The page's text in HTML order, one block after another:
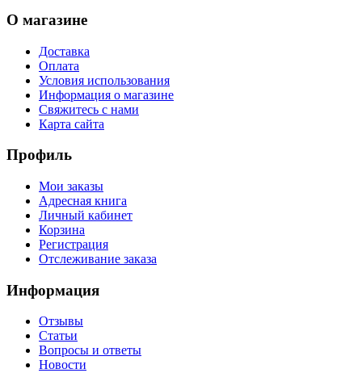
О магазине
Доставка
Оплата
Условия использования
Информация о магазине
Свяжитесь с нами
Карта сайта
Профиль
Мои заказы
Адресная книга
Личный кабинет
Корзина
Регистрация
Отслеживание заказа
Информация
Отзывы
Статьи
Вопросы и ответы
Новости